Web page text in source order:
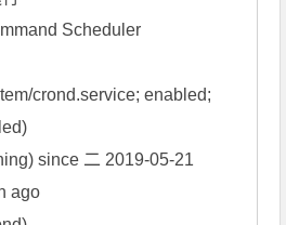
Scheduler
crond.service; enabled;
ago